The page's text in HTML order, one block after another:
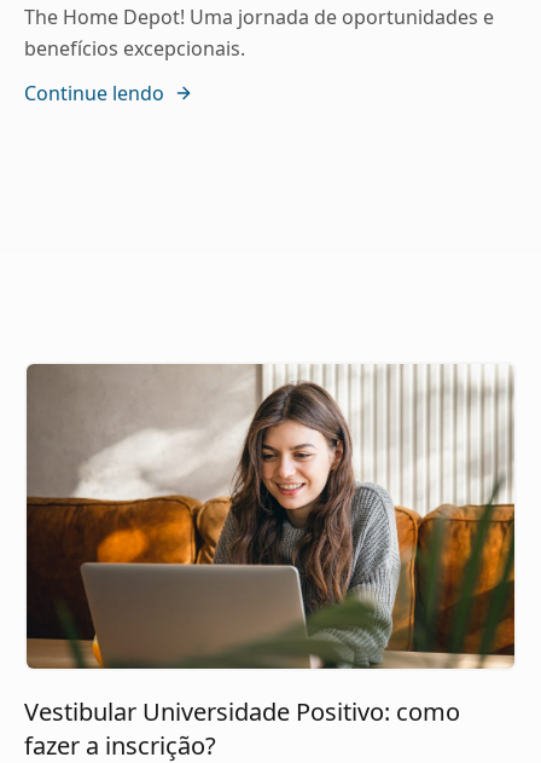
The Home Depot! Uma jornada de oportunidades e
benefícios excepcionais.
Continue lendo
Vestibular Universidade Positivo: como
fazer a inscrição?